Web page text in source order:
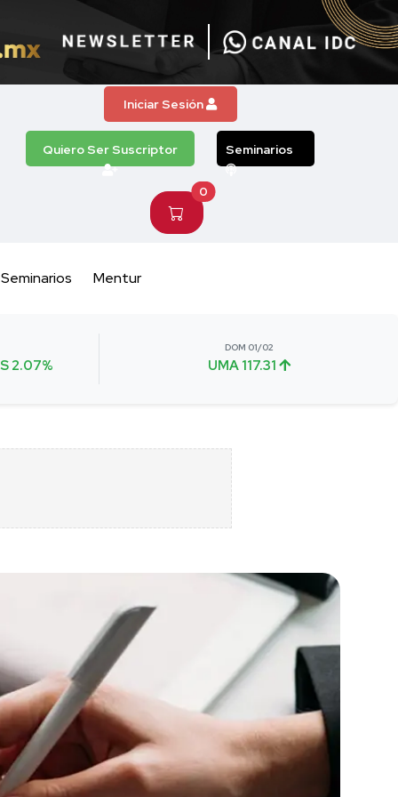
Iniciar Sesión
Quiero Ser Suscriptor Seminarios
0
Seminarios Mentur
2.07%
DOM 01/02
UMA 117.31